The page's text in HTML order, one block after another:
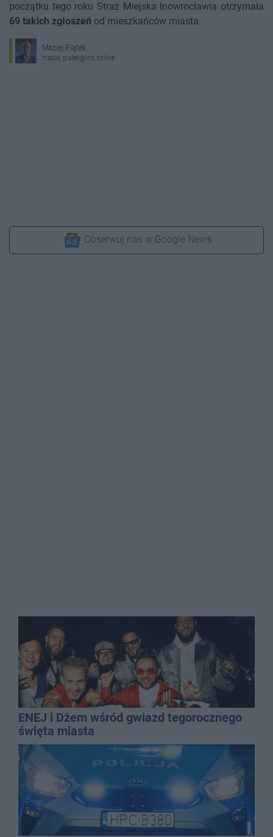
początku tego roku Straż Miejska Inowrocławia otrzymała
69 takich zgłoszeń od mieszkańców miasta.
Maciej Piątek
maciej.piatek@ino.online
Obserwuj nas w Google News
ENEJ i Dżem wśród gwiazd tegorocznego
święta miasta